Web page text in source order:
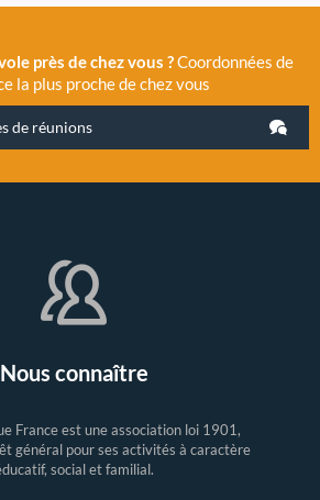
près de chez vous ?Coordonnées de
la plus proche de chez vous
de réunions
Nous connaître
France est une association loi 1901,
général pour ses activités à caractère
social et familial.